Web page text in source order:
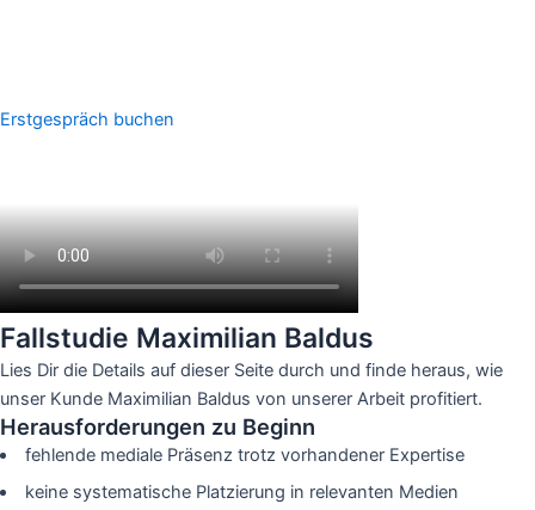
Erstgespräch buchen
Fallstudie Maximilian Baldus
Lies Dir die Details auf dieser Seite durch und finde heraus, wie
unser Kunde Maximilian Baldus von unserer Arbeit profitiert.
Herausforderungen zu Beginn
fehlende mediale Präsenz trotz vorhandener Expertise
keine systematische Platzierung in relevanten Medien